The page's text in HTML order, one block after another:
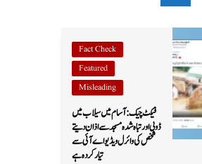
Fact Check
Featured
Misleading
فیکٹ چیک: آسام میں سیلاب میں
ڈوبی اور تباہ شدہ مسجد سے اذان دیتے
شخص کی وائرل ویڈیو اے آئی سے
تیار کردہ ہے